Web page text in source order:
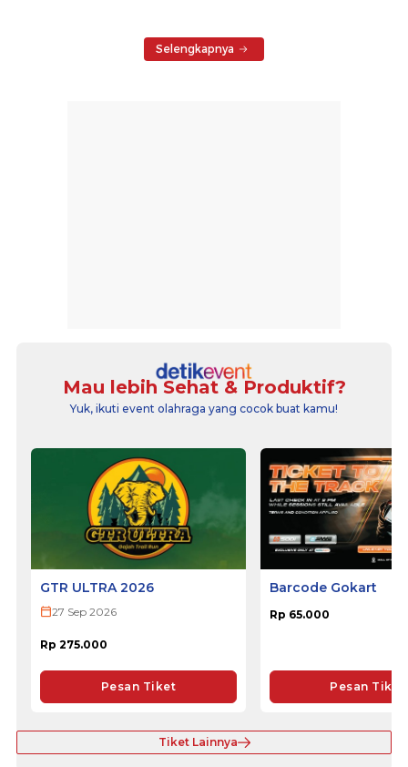
Selengkapnya
Mau lebih Sehat & Produktif?
Yuk, ikuti event olahraga yang cocok buat kamu!
GTR ULTRA 2026
27 Sep 2026
Rp 275.000
Pesan Tiket
Barcode Gokart
Rp 65.000
Pesan Tiket
Tiket Lainnya